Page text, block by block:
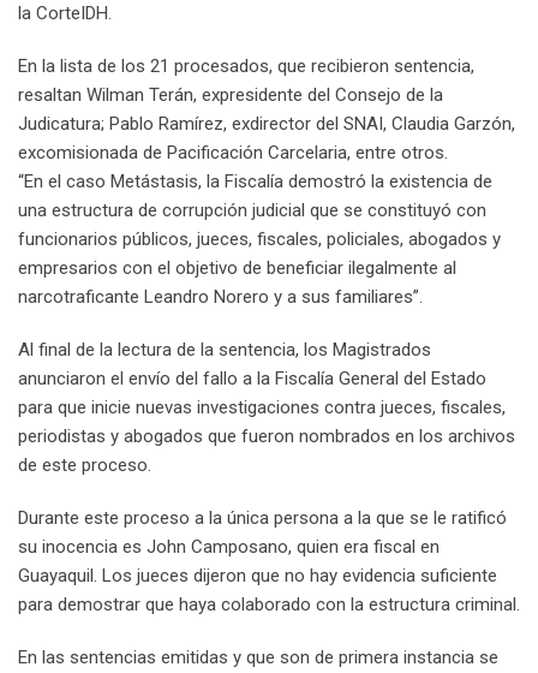
la CorteIDH.
En la lista de los 21 procesados, que recibieron sentencia,
resaltan Wilman Terán, expresidente del Consejo de la
Judicatura; Pablo Ramírez, exdirector del SNAI, Claudia Garzón,
excomisionada de Pacificación Carcelaria, entre otros.
“En el caso Metástasis, la Fiscalía demostró la existencia de
una estructura de corrupción judicial que se constituyó con
funcionarios públicos, jueces, fiscales, policiales, abogados y
empresarios con el objetivo de beneficiar ilegalmente al
narcotraficante Leandro Norero y a sus familiares”.
Al final de la lectura de la sentencia, los Magistrados
anunciaron el envío del fallo a la Fiscalía General del Estado
para que inicie nuevas investigaciones contra jueces, fiscales,
periodistas y abogados que fueron nombrados en los archivos
de este proceso.
Durante este proceso a la única persona a la que se le ratificó
su inocencia es John Camposano, quien era fiscal en
Guayaquil. Los jueces dijeron que no hay evidencia suficiente
para demostrar que haya colaborado con la estructura criminal.
En las sentencias emitidas y que son de primera instancia se